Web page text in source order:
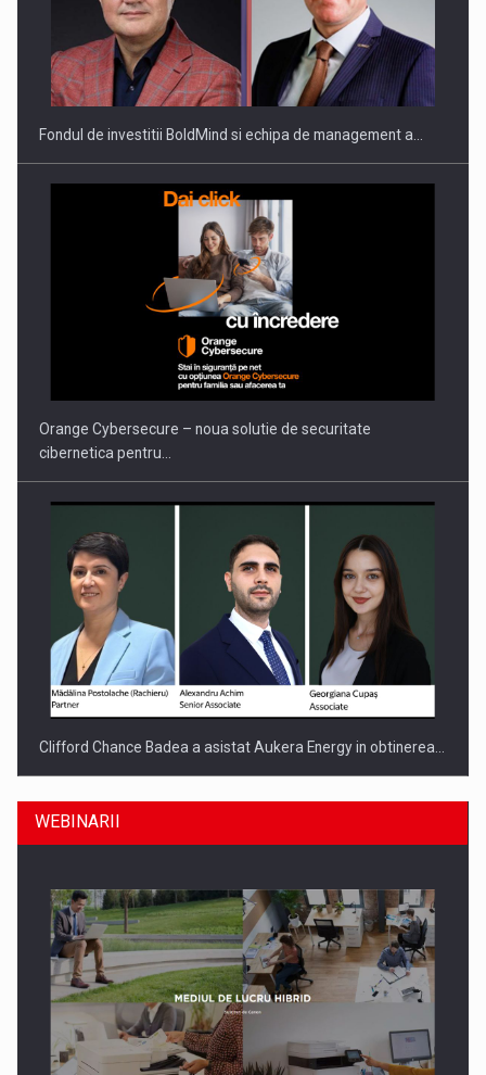
Fondul de investitii BoldMind si echipa de management a…
Orange Cybersecure – noua solutie de securitate
cibernetica pentru…
Clifford Chance Badea a asistat Aukera Energy in obtinerea…
SAPTE PERSONALITATI DIN MEDIUL DE AFACERI, ACADEMIC
SI INSTITUTIONAL…
WEBINARII